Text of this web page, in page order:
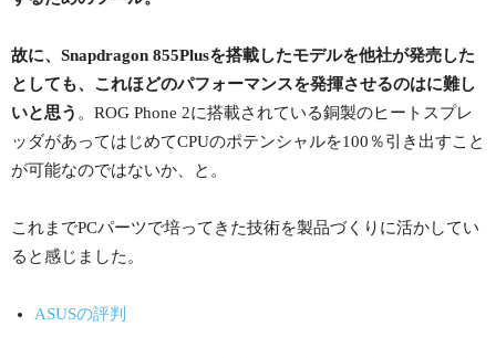
故に、Snapdragon 855Plusを搭載したモデルを他社が発売した
としても、これほどのパフォーマンスを発揮させるのはに難し
いと思う 。ROG Phone 2に搭載されている銅製のヒートスプレ
ッダがあってはじめてCPUのポテンシャルを100％引き出すこと
が可能なのではないか、と。
これまでPCパーツで培ってきた技術を製品づくりに活かしてい
ると感じました。
ASUSの評判